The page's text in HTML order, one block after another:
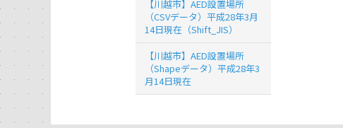
【川越市】AED設置場所
（CSVデータ）平成28年3月
14日現在（Shift_JIS）
【川越市】AED設置場所
（Shapeデータ）平成28年3
月14日現在